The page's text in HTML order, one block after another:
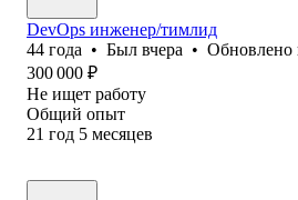
DevOps инженер/тимлид
44 года • Был вчера • Обновлено
300 000 ₽
Не ищет работу
Общий опыт
21 год 5 месяцев